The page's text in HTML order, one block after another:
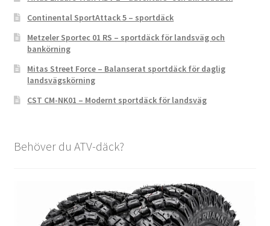
Continental SportAttack 5 – sportdäck
Metzeler Sportec 01 RS – sportdäck för landsväg och
bankörning
Mitas Street Force – Balanserat sportdäck för daglig
landsvägskörning
CST CM-NK01 – Modernt sportdäck för landsväg
Behöver du ATV-däck?